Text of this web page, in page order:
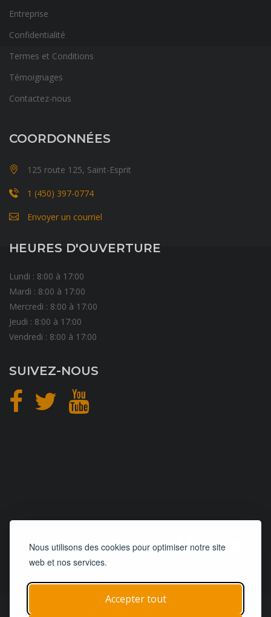
Nous utilisons des cookies pour optimiser notre site
web et nos services.
Accepter tout
Entreprise
Confidentialité
Termes et Conditions
Témoignages
Contactez-nous
COORDONNÉES
125 route 125, Saint-Esprit
1 (450) 397-0774
Envoyer un courriel
HEURES D'OUVERTURE
Lundi : 8:00 à 17:00
Mardi : 8:00 à 17:00
Mercredi : 8:00 à 17:00
Jeudi : 8:00 à 17:00
Vendredi : 8:00 à 17:00
SUIVEZ-NOUS
CONCEPTIONetHÉBERGEMENT
© 2019 - 2026 | Tous droits réservés